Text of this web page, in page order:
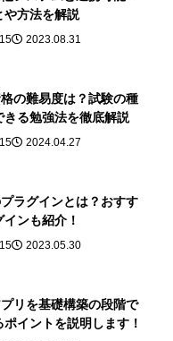
や方法を解説
2023.08.31
の難易度は？試験の種
きる勉強法を徹底解説
2024.04.27
ラグインとは？おすす
ンも紹介！
2023.05.30
リを基礎構築の段階で
イントを説明します！